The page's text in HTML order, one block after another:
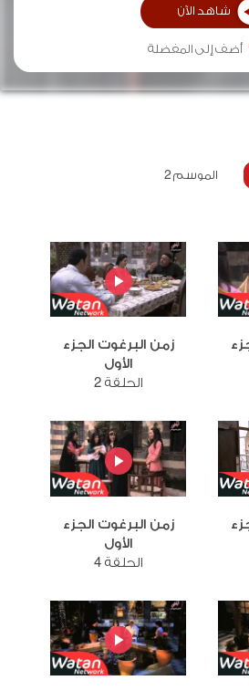
شاهد الآن
أضف إلى المفضلة
الموسم 2
زمن البرغوت الجزء
الأول
الحلقة 2
زمن البرغوت الجزء
الأول
الحلقة 4